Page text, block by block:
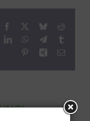
Facebook BlueskyReddit
LinkedInWhatsApp
Telegram
PinterestXing Email